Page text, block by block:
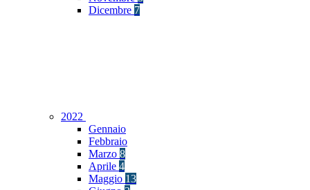
Dicembre 7
2022
Gennaio
Febbraio
Marzo 8
Aprile 4
Maggio 13